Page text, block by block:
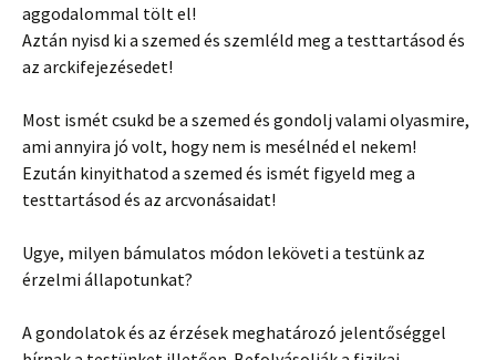
aggodalommal tölt el!
Aztán nyisd ki a szemed és szemléld meg a testtartásod és
az arckifejezésedet!
Most ismét csukd be a szemed és gondolj valami olyasmire,
ami annyira jó volt, hogy nem is mesélnéd el nekem!
Ezután kinyithatod a szemed és ismét figyeld meg a
testtartásod és az arcvonásaidat!
Ugye, milyen bámulatos módon leköveti a testünk az
érzelmi állapotunkat?
A gondolatok és az érzések meghatározó jelentőséggel